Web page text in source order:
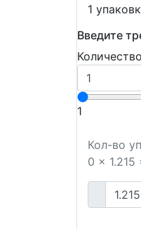
1
Введите
1
Кол-во
0 x 1.215